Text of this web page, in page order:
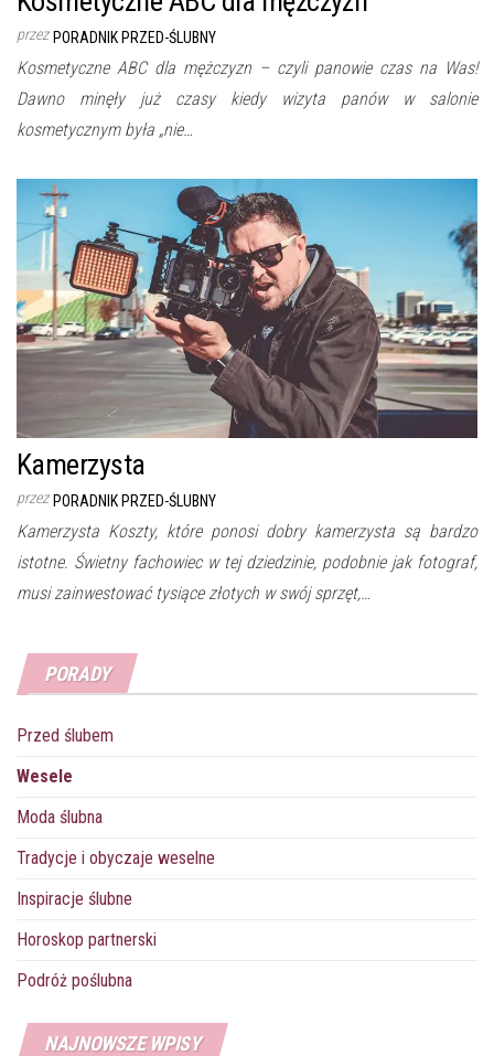
przez PORADNIK PRZED-ŚLUBNY
Kosmetyczne ABC dla mężczyzn – czyli panowie czas na Was!
Dawno minęły już czasy kiedy wizyta panów w salonie
kosmetycznym była „nie…
Kamerzysta
przez PORADNIK PRZED-ŚLUBNY
Kamerzysta Koszty, które ponosi dobry kamerzysta są bardzo
istotne. Świetny fachowiec w tej dziedzinie, podobnie jak fotograf,
musi zainwestować tysiące złotych w swój sprzęt,…
PORADY
Przed ślubem
Wesele
Moda ślubna
Tradycje i obyczaje weselne
Inspiracje ślubne
Horoskop partnerski
Podróż poślubna
NAJNOWSZE WPISY